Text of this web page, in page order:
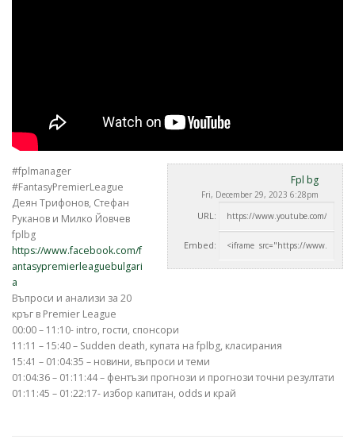
Fpl bg
Fri, December 29, 2023 6:28pm
URL:
Embed:
#fplmanager
#FantasyPremierLeague
Деян Трифонов, Стефан
Руканов и Милко Йовчев
fplbg
https://www.facebook.com/f
antasypremierleaguebulgari
a
Въпроси и анализи за 20
кръг в Premier League
00:00 – 11:10- intro, гости, спонсори
11:11 – 15:40 – Sudden death, купата на fplbg, класирания
15:41 – 01:04:35 – новини, въпроси и теми
01:04:36 – 01:11:44 – фентъзи прогнози и прогнози точни резултати
01:11:45 – 01:22:17- избор капитан, odds и край